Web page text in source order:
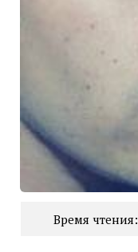
Время чтения: